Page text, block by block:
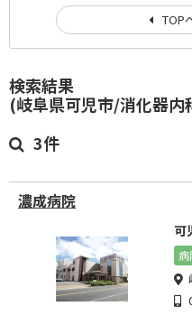
検索結果
(岐阜県可児市/消化器内
3件
濃成病院
可
病
TOP